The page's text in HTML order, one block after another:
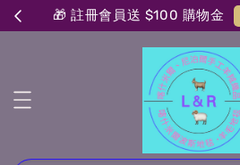
🎁 註冊會員送 $100 購物金